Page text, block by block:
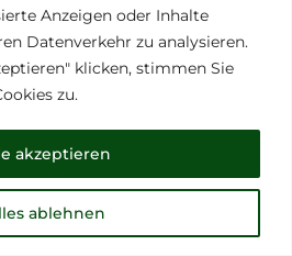
Anzeigen oder Inhalte
Datenverkehr zu analysieren.
klicken, stimmen Sie
zu.
ablehnen
akzeptieren